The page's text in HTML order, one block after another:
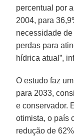
percentual por
2004, para
necessidade
perdas para
hídrica atual”,
O estudo faz
para 2033,
e conservador.
otimista, o país
redução de